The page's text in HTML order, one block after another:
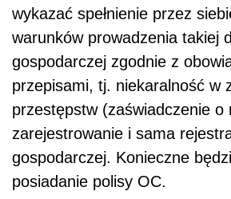
wykazać spełnienie przez
warunków prowadzenia takiej
gospodarczej zgodnie z
przepisami, tj. niekaralność w
przestępstw (zaświadczenie o
zarejestrowanie i sama
gospodarczej. Konieczne
posiadanie polisy OC.